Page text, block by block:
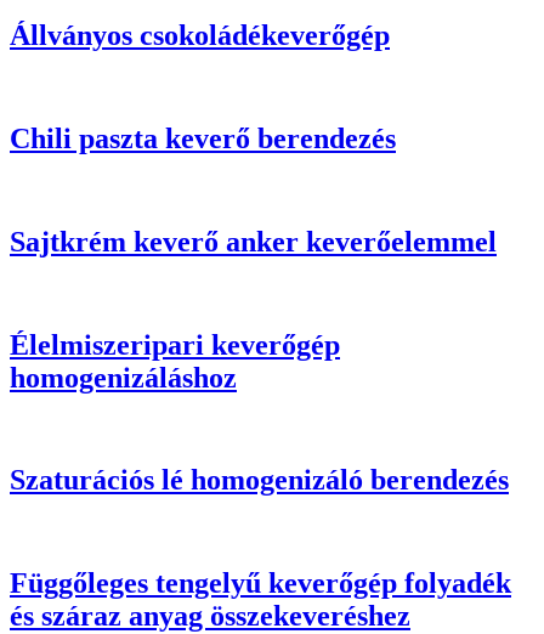
Állványos csokoládékeverőgép
Chili paszta keverő berendezés
Sajtkrém keverő anker keverőelemmel
Élelmiszeripari keverőgép
homogenizáláshoz
Szaturációs lé homogenizáló berendezés
Függőleges tengelyű keverőgép folyadék
és száraz anyag összekeveréshez